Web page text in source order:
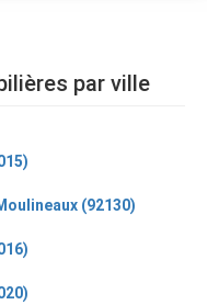
par ville
(92130)